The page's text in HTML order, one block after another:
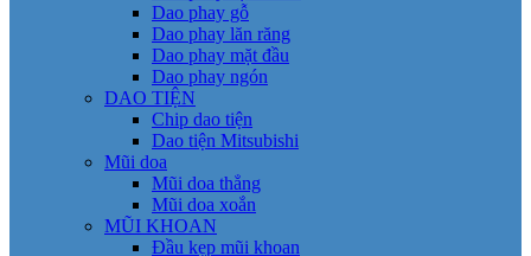
Dao phay gỗ
Dao phay lăn răng
Dao phay mặt đầu
Dao phay ngón
DAO TIỆN
Chip dao tiện
Dao tiện Mitsubishi
Mũi doa
Mũi doa thẳng
Mũi doa xoắn
MŨI KHOAN
Đầu kẹp mũi khoan